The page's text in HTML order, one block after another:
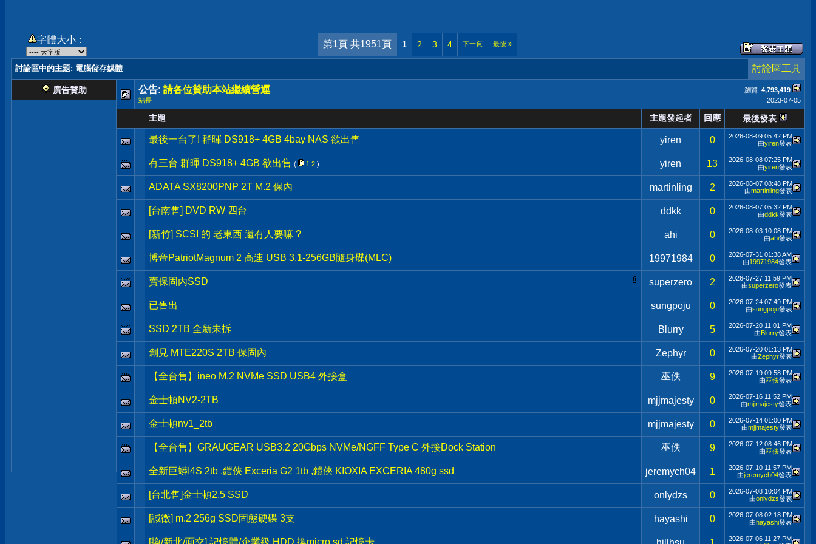
字體大小： 第1頁 共1951頁 1 2 3 4 下一頁 最後 »
討論區中的主題: 電腦儲存媒體 討論區工具
廣告贊助 瀏覽: 4,793,419
公告: 請各位贊助本站繼續營運
2023-07-05
站長
主題 主題發起者 回應 最後發表
最後一台了! 群暉 DS918+ 4GB 4bay NAS 欲出售 yiren 0 2026-08-09 05:42 PM
由yiren發表
有三台 群暉 DS918+ 4GB 欲出售 ( 1 2 ) yiren 13 2026-08-08 07:25 PM
由yiren發表
ADATA SX8200PNP 2T M.2 保內 martinling 2 2026-08-07 08:48 PM
由martinling發表
[台南售] DVD RW 四台 ddkk 0 2026-08-07 05:32 PM
由ddkk發表
[新竹] SCSI 的 老東西 還有人要嘛 ? ahi 0 2026-08-03 10:08 PM
由ahi發表
博帝PatriotMagnum 2 高速 USB 3.1-256GB隨身碟(MLC) 19971984 0 2026-07-31 01:38 AM
由19971984發表
賣保固內SSD superzero 2 2026-07-27 11:59 PM
由superzero發表
已售出 sungpoju 0 2026-07-24 07:49 PM
由sungpoju發表
SSD 2TB 全新未拆 Blurry 5 2026-07-20 11:01 PM
由Blurry發表
創見 MTE220S 2TB 保固內 Zephyr 0 2026-07-20 01:13 PM
由Zephyr發表
【全台售】ineo M.2 NVMe SSD USB4 外接盒 巫佚 9 2026-07-19 09:58 PM
由巫佚發表
金士頓NV2-2TB mjjmajesty 0 2026-07-16 11:52 PM
由mjjmajesty發表
金士頓nv1_2tb mjjmajesty 0 2026-07-14 01:00 PM
由mjjmajesty發表
【全台售】GRAUGEAR USB3.2 20Gbps NVMe/NGFF Type C 外接Dock Station 巫佚 9 2026-07-12 08:46 PM
由巫佚發表
全新巨蟒I4S 2tb ,鎧俠 Exceria G2 1tb ,鎧俠 KIOXIA EXCERIA 480g ssd jeremych04 1 2026-07-10 11:57 PM
由jeremych04發表
[台北售]金士頓2.5 SSD onlydzs 0 2026-07-08 10:04 PM
由onlydzs發表
[誠徵] m.2 256g SSD固態硬碟 3支 hayashi 0 2026-07-08 02:18 PM
由hayashi發表
[換/新北/面交] 記憶體/企業級 HDD 換micro sd 記憶卡 2026-07-06 11:27 PM